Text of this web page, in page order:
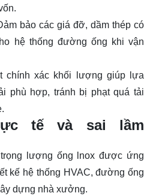
bảo các giá đỡ, dầm thép có
hệ thống đường ống khi vận
chính xác khối lượng giúp lựa
phù hợp, tránh bị phạt quá tải
tế và sai lầm
lượng ống lnox được ứng
kế hệ thống HVAC, đường ống
dựng nhà xưởng.